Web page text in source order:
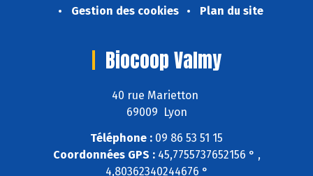
Gestion des cookies
Plan du site
Biocoop Valmy
40 rue Marietton
69009 Lyon
Téléphone : 09 86 53 51 15
Coordonnées GPS :45,7755737652156 ° ,
4,80362340244676 °